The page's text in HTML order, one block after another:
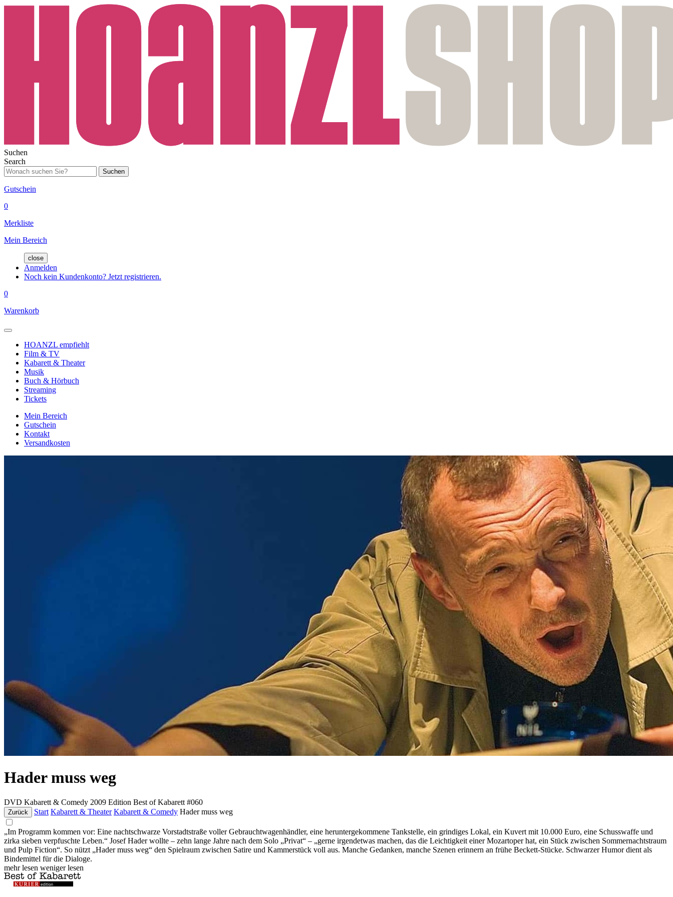
Suchen
Search
Suchen
Gutschein
0
Merkliste
Mein Bereich
close
Anmelden
Noch kein Kundenkonto? Jetzt registrieren.
0
Warenkorb
HOANZL empfiehlt
Film & TV
Kabarett & Theater
Musik
Buch & Hörbuch
Streaming
Tickets
Mein Bereich
Gutschein
Kontakt
Versandkosten
Hader muss weg
DVD Kabarett & Comedy 2009 Edition Best of Kabarett #060
Zurück Start Kabarett & Theater Kabarett & Comedy Hader muss weg
„Im Programm kommen vor: Eine nachtschwarze Vorstadtstraße voller Gebrauchtwagenhändler, eine heruntergekommene Tankstelle, ein grindiges Lokal, ein Kuvert mit 10.000 Euro, eine Schusswaffe und
zirka sieben verpfuschte Leben.“ Josef Hader wollte – zehn lange Jahre nach dem Solo „Privat“ – „gerne irgendetwas machen, das die Leichtigkeit einer Mozartoper hat, ein Stück zwischen Sommernachtstraum
und Pulp Fiction“. So nützt „Hader muss weg“ den Spielraum zwischen Satire und Kammerstück voll aus. Manche Gedanken, manche Szenen erinnern an frühe Beckett-Stücke. Schwarzer Humor dient als
Bindemittel für die Dialoge.
mehr lesen weniger lesen